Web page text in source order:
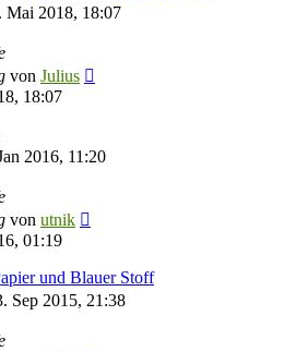
Mai 2018, 18:07
von Julius
18:07
2016, 11:20
von utnik
01:19
und Blauer Stoff
Sep 2015, 21:38